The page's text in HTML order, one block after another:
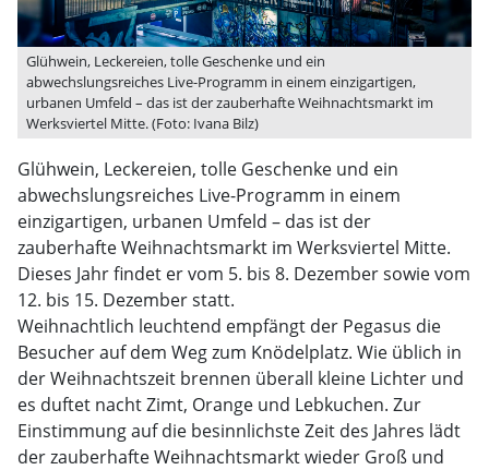
Glühwein, Leckereien, tolle Geschenke und ein
abwechslungsreiches Live-Programm in einem einzigartigen,
urbanen Umfeld – das ist der zauberhafte Weihnachtsmarkt im
Werksviertel Mitte. (Foto: Ivana Bilz)
Glühwein, Leckereien, tolle Geschenke und ein
abwechslungsreiches Live-Programm in einem
einzigartigen, urbanen Umfeld – das ist der
zauberhafte Weihnachtsmarkt im Werksviertel Mitte.
Dieses Jahr findet er vom 5. bis 8. Dezember sowie vom
12. bis 15. Dezember statt.
Weihnachtlich leuchtend empfängt der Pegasus die
Besucher auf dem Weg zum Knödelplatz. Wie üblich in
der Weihnachtszeit brennen überall kleine Lichter und
es duftet nacht Zimt, Orange und Lebkuchen. Zur
Einstimmung auf die besinnlichste Zeit des Jahres lädt
der zauberhafte Weihnachtsmarkt wieder Groß und